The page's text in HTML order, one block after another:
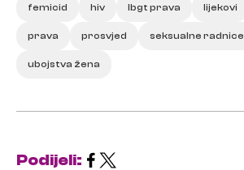
femicid hiv lbgt prava lijekovi
prava prosvjed seksualne radnice
ubojstva žena
Podijeli: